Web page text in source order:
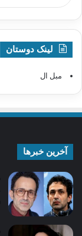
لینک دوستان
مبل ال
آخرین خبرها